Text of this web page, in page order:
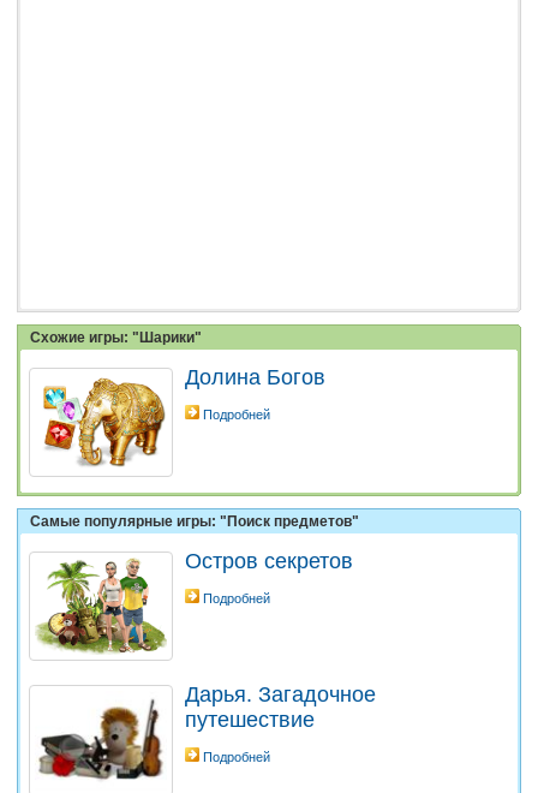
Схожие игры: "Шарики"
Долина Богов
Подробней
Самые популярные игры: "Поиск предметов"
Остров секретов
Подробней
Дарья. Загадочное
путешествие
Подробней